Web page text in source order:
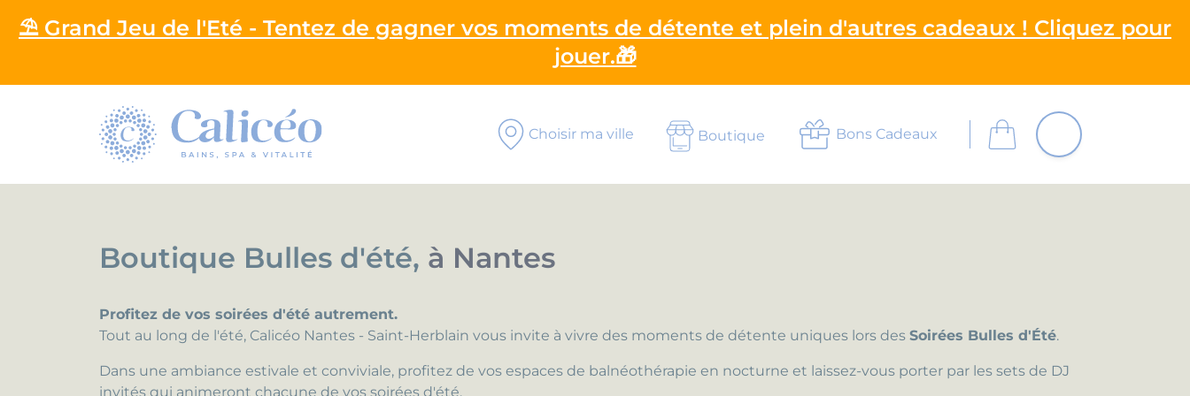
⛱️ Grand Jeu de l'Eté - Tentez de gagner vos moments de détente et plein d'autres cadeaux ! Cliquez pour
jouer.🎁
Homepage
Choisir ma ville Boutique Bons Cadeaux
Boutique Bulles d'été, à Nantes
Profitez de vos soirées d'été autrement.
Tout au long de l'été, Calicéo Nantes - Saint-Herblain vous invite à vivre des moments de détente uniques lors des Soirées Bulles d'Été.
Dans une ambiance estivale et conviviale, profitez de vos espaces de balnéothérapie en nocturne et laissez-vous porter par les sets de DJ
invités qui animeront chacune de vos soirées d'été.